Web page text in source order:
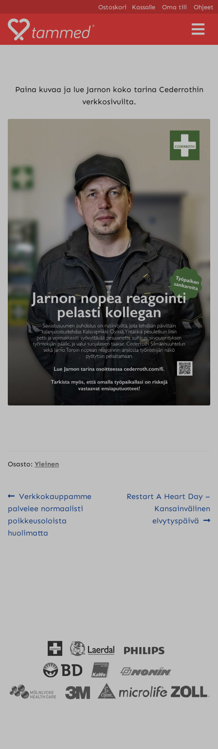
Ostoskori Kassalle Oma tili Ohjeet
V
a
l
Paina kuvaa ja lue Jarnon koko tarina Cederrothin
verkkosivuilta.
Osasto: Yleinen
Artikkelien
selaus
Edellinen
artikkeli
Verkkokauppamme
palvelee normaalisti
poikkeusoloista
huolimatta
Seuraava
artikkeli:
Restart A Heart Day –
Kansainvälinen
elvytyspäivä